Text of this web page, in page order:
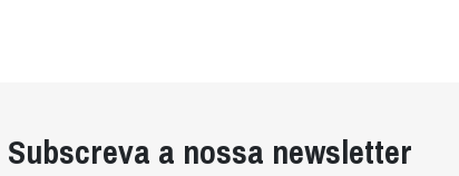
Subscreva a nossa newsletter